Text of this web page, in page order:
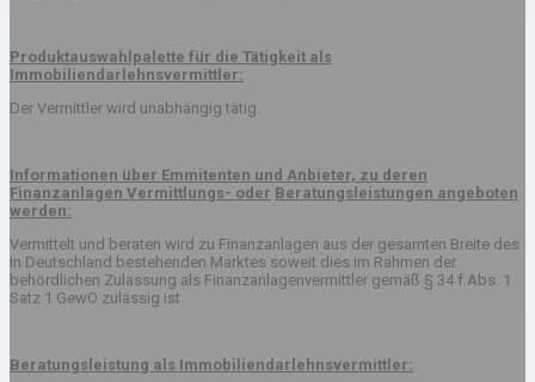
Produktauswahlpalette für die Tätigkeit als
Immobiliendarlehnsvermittler:
Der Vermittler wird unabhängig tätig.
Informationen über Emmitenten und Anbieter, zu deren
Finanzanlagen Vermittlungs- oder Beratungsleistungen angeboten
werden:
Vermittelt und beraten wird zu Finanzanlagen aus der gesamten Breite des
in Deutschland bestehenden Marktes soweit dies im Rahmen der
behördlichen Zulassung als Finanzanlagenvermittler gemäß § 34 f Abs. 1
Satz 1 GewO zulässig ist.
Beratungsleistung als Immobiliendarlehnsvermittler: